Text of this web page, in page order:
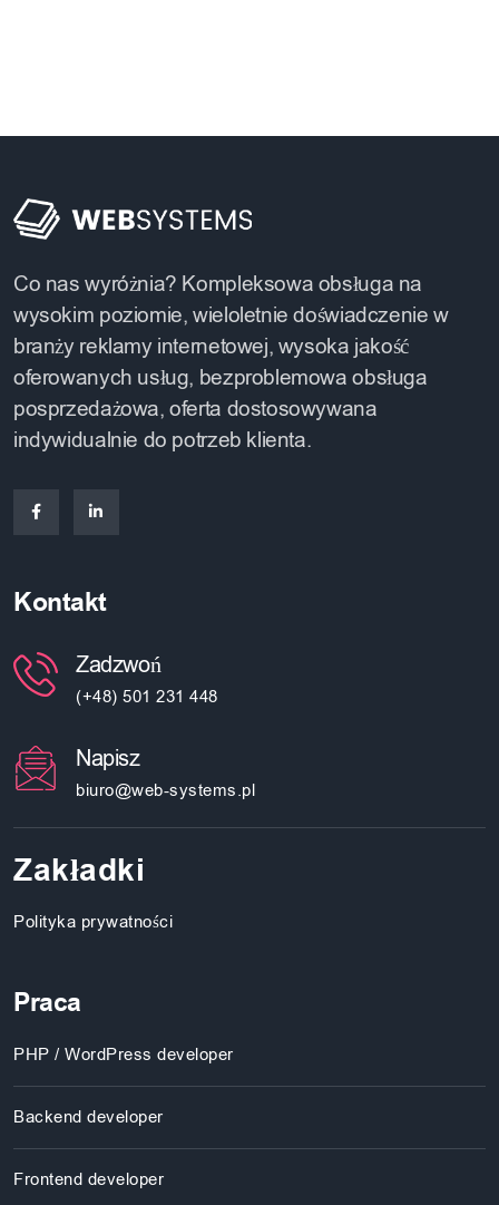
Co nas wyróżnia? Kompleksowa obsługa na
wysokim poziomie, wieloletnie doświadczenie w
branży reklamy internetowej, wysoka jakość
oferowanych usług, bezproblemowa obsługa
posprzedażowa, oferta dostosowywana
indywidualnie do potrzeb klienta.
Kontakt
Zadzwoń
(+48) 501 231 448
Napisz
biuro@web-systems.pl
Zakładki
Polityka prywatności
Praca
PHP / WordPress developer
Backend developer
Frontend developer